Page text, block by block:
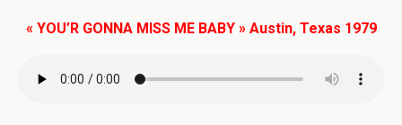
« YOU’R GONNA MISS ME BABY » Austin, Texas 1979